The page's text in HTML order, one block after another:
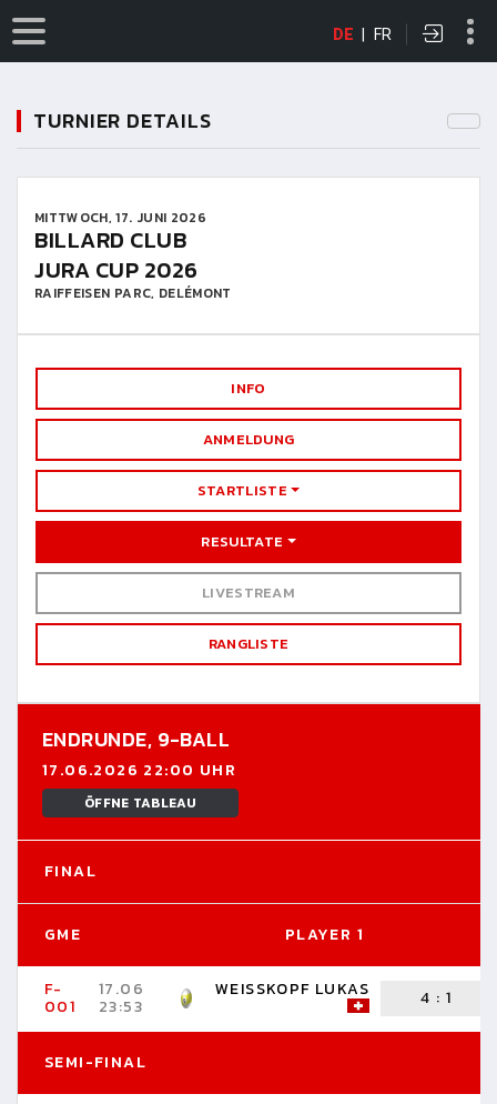
DE | FR
TURNIER DETAILS
MITTWOCH, 17. JUNI 2026
BILLARD CLUB
JURA CUP 2026
RAIFFEISEN PARC, DELÉMONT
INFO
ANMELDUNG
STARTLISTE
RESULTATE
LIVESTREAM
RANGLISTE
ENDRUNDE, 9-BALL
17.06.2026 22:00 UHR
ÖFFNE TABLEAU
FINAL
GME PLAYER 1
F-
001
17.06
23:53
WEISSKOPF LUKAS 4 : 1
SEMI-FINAL